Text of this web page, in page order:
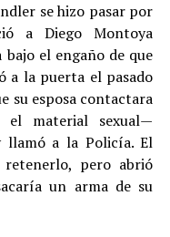
se hizo pasar por
a Diego Montoya
bajo el engaño de que
a la puerta el pasado
su esposa contactara
el material sexual—
llamó a la Policía. El
retenerlo, pero abrió
un arma de su